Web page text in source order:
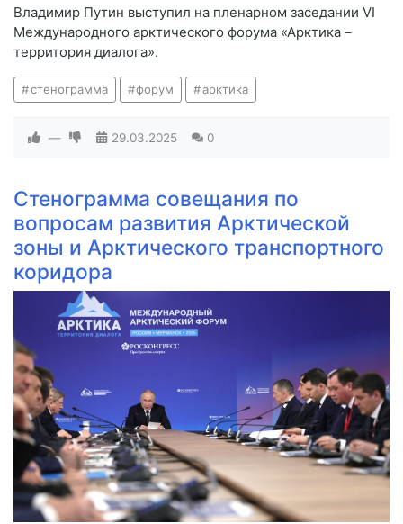
Владимир Путин выступил на пленарном заседании VI
Международного арктического форума «Арктика –
территория диалога».
стенограмма форум арктика
— 29.03.2025 0
Стенограмма совещания по
вопросам развития Арктической
зоны и Арктического транспортного
коридора